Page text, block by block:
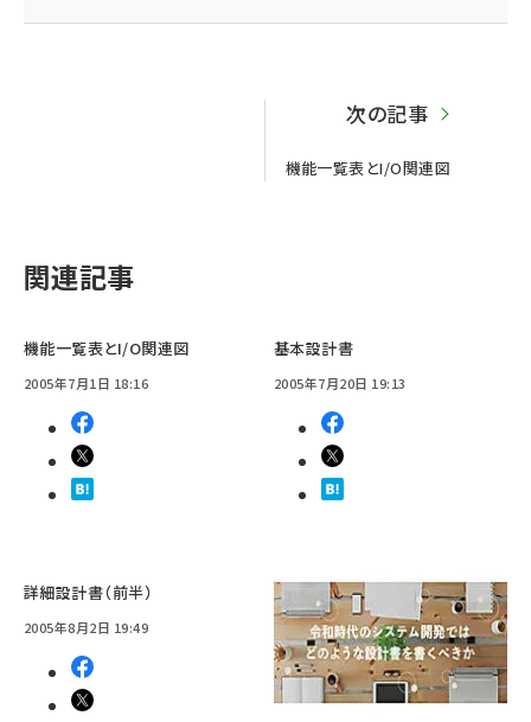
次の記事
機能一覧表とI/O関連図
関連記事
機能一覧表とI/O関連図
2005年7月1日 18:16
基本設計書
2005年7月20日 19:13
詳細設計書（前半）
2005年8月2日 19:49